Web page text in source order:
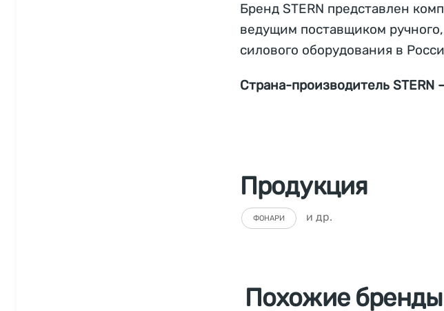
Бренд STERN представлен
ведущим поставщиком
силового оборудования в
Страна-производитель STERN
Продукция
ФОНАРИ и др.
Похожие бренды